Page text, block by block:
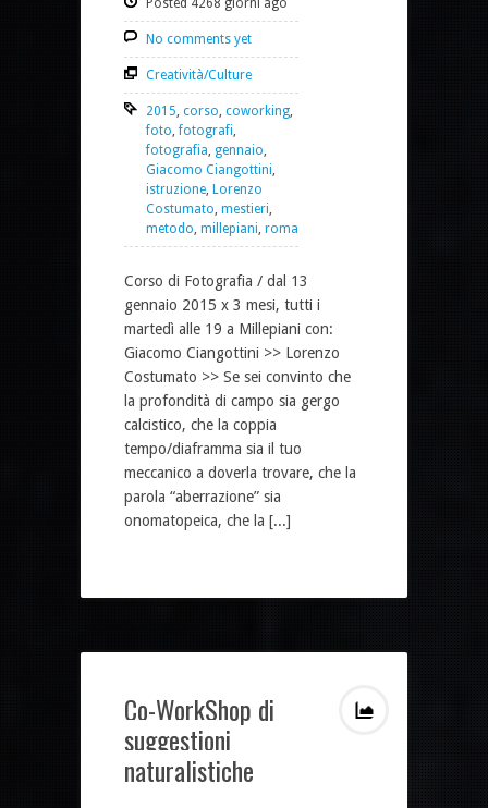
No comments yet
Creatività/Culture
2015 corso coworking
foto ,fotografi
fotografia gennaio
Giacomo Ciangottini
istruzione Lorenzo
Costumato mestieri
metodo millepiani roma
Corso di Fotografia / dal 13
gennaio 2015 x 3 mesi, tutti i
martedì alle 19 a Millepiani con:
Giacomo Ciangottini >> Lorenzo
Costumato >> Se sei convinto che
la profondità di campo sia gergo
calcistico, che la coppia
tempo/diaframma sia il tuo
meccanico a doverla trovare, che la
parola “aberrazione” sia
onomatopeica, che la [...]
Co-WorkShop di
suggestioni
naturalistiche